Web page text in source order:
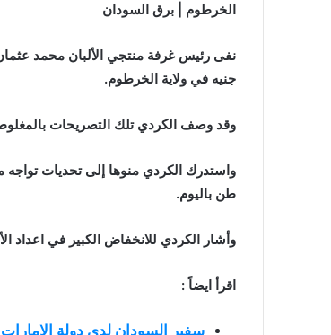
الخرطوم | برق السودان
جنيه في ولاية الخرطوم.
وقد وصف الكردي تلك التصريحات
طن باليوم.
وأشار الكردي للانخفاض الكبير في اعداد الأبقار المنتجة في
اقرأ ايضاً :
سفير السودان لدى دولة